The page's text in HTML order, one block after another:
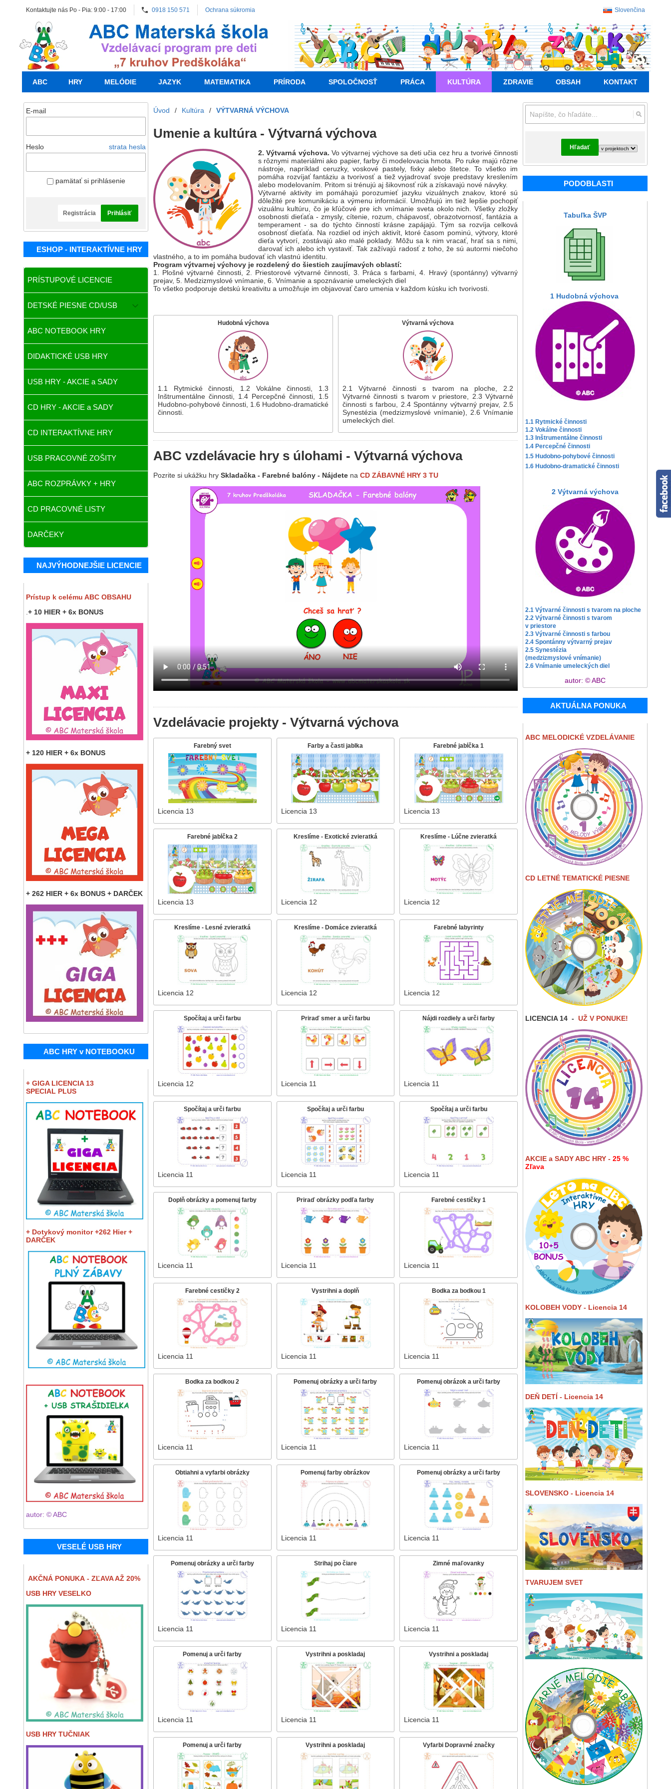
Kontaktujte nás Po - Pia: 9:00 - 17:00 0918 150 571 Ochrana súkromia Slovenčina
ABC HRY MELÓDIE JAZYK MATEMATIKA PRÍRODA SPOLOČNOSŤ PRÁCA KULTÚRA ZDRAVIE OBSAH KONTAKT
E-mail
Heslo strata hesla
pamätať si prihlásenie
Registrácia Prihlásiť
ESHOP - INTERAKTÍVNE HRY
PRÍSTUPOVÉ LICENCIE
DETSKÉ PIESNE CD/USB
ABC NOTEBOOK HRY
DIDAKTICKÉ USB HRY
USB HRY - AKCIE a SADY
CD HRY - AKCIE a SADY
CD INTERAKTÍVNE HRY
USB PRACOVNÉ ZOŠITY
ABC ROZPRÁVKY + HRY
CD PRACOVNÉ LISTY
DARČEKY
NAJVÝHODNEJŠIE LICENCIE
Prístup k celému ABC OBSAHU
+ 10 HIER + 6x BONUS
+ 120 HIER + 6x BONUS
+ 262 HIER + 6x BONUS + DARČEK
ABC HRY v NOTEBOOKU
+ GIGA LICENCIA 13
SPECIAL PLUS
+ Dotykový monitor +262 Hier +
DARČEK
autor: © ABC
VESELÉ USB HRY
AKČNÁ PONUKA - ZĽAVA AŽ 20%
USB HRY VESELKO
USB HRY TUČNIAK
Hľadať
PODOBLASTI
Tabuľka ŠVP
1 Hudobná výchova
1.1 Rytmické činnosti
1.2 Vokálne činnosti
1.3 Inštrumentálne činnosti
1.4 Percepčné činnosti
1.5 Hudobno-pohybové činnosti
1.6 Hudobno-dramatické činnosti
2 Výtvarná výchova
2.1 Výtvarné činnosti s tvarom na ploche
2.2 Výtvarné činnosti s tvarom
v priestore
2.3 Výtvarné činnosti s farbou
2.4 Spontánny výtvarný prejav
2.5 Synestézia
(medzizmyslové vnímanie)
2.6 Vnímanie umeleckých diel
autor: © ABC
AKTUÁLNA PONUKA
ABC MELODICKÉ VZDELÁVANIE
CD LETNÉ TEMATICKÉ PIESNE
LICENCIA 14 - UŽ V PONUKE!
AKCIE a SADY ABC HRY - 25 %
Zľava
KOLOBEH VODY - Licencia 14
DEŇ DETÍ - Licencia 14
SLOVENSKO - Licencia 14
TVARUJEM SVET
Úvod / Kultúra / VÝTVARNÁ VÝCHOVA
Umenie a kultúra - Výtvarná výchova
2. Výtvarná výchova. Vo výtvarnej výchove sa deti učia cez hru a tvorivé činnosti
s rôznymi materiálmi ako papier, farby či modelovacia hmota. Po ruke majú rôzne
nástroje, napríklad ceruzky, voskové pastely, fixky alebo štetce. To všetko im
pomáha rozvíjať fantáziu a tvorivosť a tiež vyjadrovať svoje predstavy kreslením
alebo modelovaním. Pritom si trénujú aj šikovnosť rúk a získavajú nové návyky.
Výtvarné aktivity im pomáhajú porozumieť jazyku vizuálnych znakov, ktoré sú
dôležité pre komunikáciu a výmenu informácií. Umožňujú im tiež lepšie pochopiť
vizuálnu kultúru, čo je kľúčové pre ich vnímanie sveta okolo nich. Všetky zložky
osobnosti dieťaťa - zmysly, cítenie, rozum, chápavosť, obrazotvornosť, fantázia a
temperament - sa do týchto činností krásne zapájajú. Tým sa rozvíja celková
osobnosť dieťaťa. Na rozdiel od iných aktivít, ktoré časom pominú, výtvory, ktoré
dieťa vytvorí, zostávajú ako malé poklady. Môžu sa k nim vracať, hrať sa s nimi,
darovať ich alebo ich vystaviť. Tak zažívajú radosť z toho, že sú autormi niečoho
vlastného, a to im pomáha budovať ich vlastnú identitu.
Program výtvarnej výchovy je rozdelený do šiestich zaujímavých oblastí:
1. Plošné výtvarné činnosti, 2. Priestorové výtvarné činnosti, 3. Práca s farbami, 4. Hravý (spontánny) výtvarný
prejav, 5. Medzizmyslové vnímanie, 6. Vnímanie a spoznávanie umeleckých diel
To všetko podporuje detskú kreativitu a umožňuje im objavovať čaro umenia v každom kúsku ich tvorivosti.
Hudobná výchova
1.1 Rytmické činnosti, 1.2 Vokálne činnosti, 1.3
Inštrumentálne činnosti, 1.4 Percepčné činnosti, 1.5
Hudobno-pohybové činnosti, 1.6 Hudobno-dramatické
činnosti.
Výtvarná výchova
2.1 Výtvarné činnosti s tvarom na ploche, 2.2
Výtvarné činnosti s tvarom v priestore, 2.3 Výtvarné
činnosti s farbou, 2.4 Spontánny výtvarný prejav, 2.5
Synestézia (medzizmyslové vnímanie), 2.6 Vnímanie
umeleckých diel.
ABC vzdelávacie hry s úlohami - Výtvarná výchova
Pozrite si ukážku hry Skladačka - Farebné balóny - Nájdete na CD ZÁBAVNÉ HRY 3 TU
Vzdelávacie projekty - Výtvarná výchova
Farebný svet
Licencia 13
Farby a časti jablka
Licencia 13
Farebné jabĺčka 1
Licencia 13
Farebné jabĺčka 2
Licencia 13
Kreslíme - Exotické zvieratká
Licencia 12
Kreslíme - Lúčne zvieratká
Licencia 12
Kreslíme - Lesné zvieratká
Licencia 12
Kreslíme - Domáce zvieratká
Licencia 12
Farebné labyrinty
Licencia 12
Spočítaj a urči farbu
Licencia 12
Priraď smer a urči farbu
Licencia 11
Nájdi rozdiely a urči farby
Licencia 11
Spočítaj a urči farbu
Licencia 11
Spočítaj a urči farbu
Licencia 11
Spočítaj a urči farbu
Licencia 11
Doplň obrázky a pomenuj farby
Licencia 11
Priraď obrázky podľa farby
Licencia 11
Farebné cestičky 1
Licencia 11
Farebné cestičky 2
Licencia 11
Vystrihni a doplň
Licencia 11
Bodka za bodkou 1
Licencia 11
Bodka za bodkou 2
Licencia 11
Pomenuj obrázky a urči farby
Licencia 11
Pomenuj obrázok a urči farby
Licencia 11
Obtiahni a vyfarbi obrázky
Licencia 11
Pomenuj farby obrázkov
Licencia 11
Pomenuj obrázky a urči farby
Licencia 11
Pomenuj obrázky a urči farby
Licencia 11
Strihaj po čiare
Licencia 11
Zimné maľovanky
Licencia 11
Pomenuj a urči farby
Licencia 11
Vystrihni a poskladaj
Licencia 11
Vystrihni a poskladaj
Licencia 11
Pomenuj a urči farby Vystrihni a poskladaj Vyfarbi Dopravné značky